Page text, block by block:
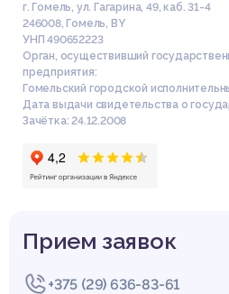
г. Гомель, ул. Гагарина, 49, каб. 31-4
246008, Гомель, BY
УНП 490652223
Орган, осуществивший
предприятия:
Гомельский городской
Дата выдачи свидетельства о
Зачётка: 24.12.2008
Прием заявок
+375 (29) 636-83-61